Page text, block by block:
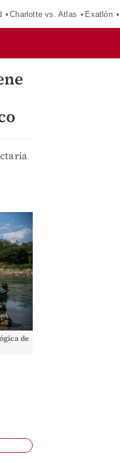
Charlotte vs. Atlas Exatlón
de